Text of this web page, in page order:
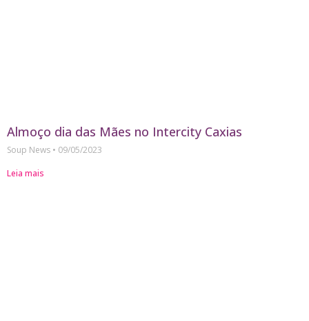
Almoço dia das Mães no Intercity Caxias
Soup News
09/05/2023
Leia mais